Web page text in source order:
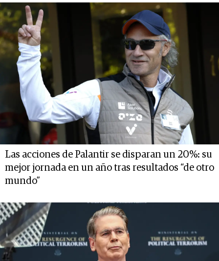
Las acciones de Palantir se disparan un 20%: su
mejor jornada en un año tras resultados “de otro
mundo”